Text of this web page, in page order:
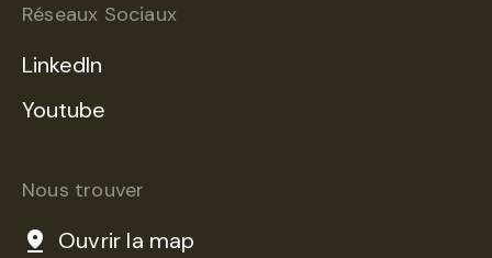
Réseaux Sociaux
LinkedIn
Youtube
Nous trouver
Ouvrir la map